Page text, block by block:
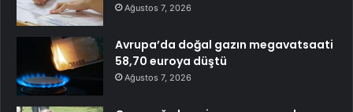
Ağustos 7, 2026
Avrupa’da doğal gazın megavatsaati
58,70 euroya düştü
Ağustos 7, 2026